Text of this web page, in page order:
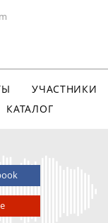
УЧАСТНИКИ
КАТАЛОГ